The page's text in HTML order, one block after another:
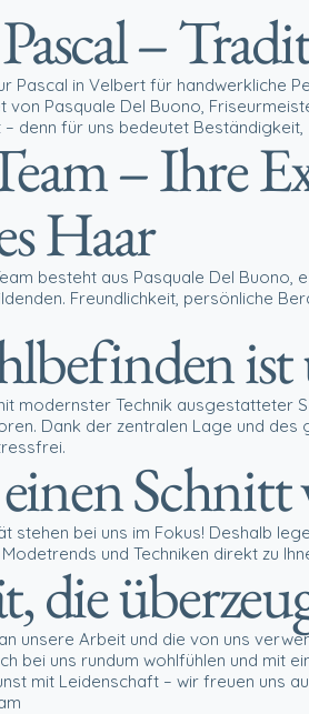
–
Pascal in Velbert für handwerkliche
von Pasquale Del Buono,
denn für uns bedeutet
– Ihre
Haar
besteht aus Pasquale Del
Freundlichkeit, persönliche
ist
modernster Technik ausgestatteter
Dank der zentralen Lage und
Schnitt
stehen bei uns im Fokus! Deshalb
und Techniken direkt zu
die
unsere Arbeit und die von uns
bei uns rundum wohlfühlen und mit
mit Leidenschaft – wir freuen uns